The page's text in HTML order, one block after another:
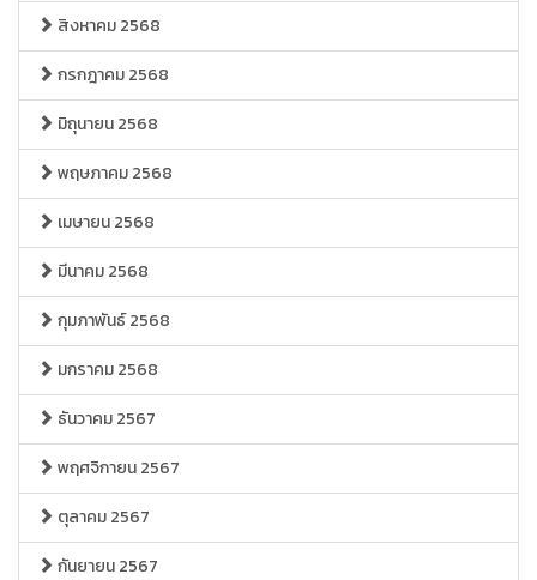
สิงหาคม 2568
กรกฎาคม 2568
มิถุนายน 2568
พฤษภาคม 2568
เมษายน 2568
มีนาคม 2568
กุมภาพันธ์ 2568
มกราคม 2568
ธันวาคม 2567
พฤศจิกายน 2567
ตุลาคม 2567
กันยายน 2567